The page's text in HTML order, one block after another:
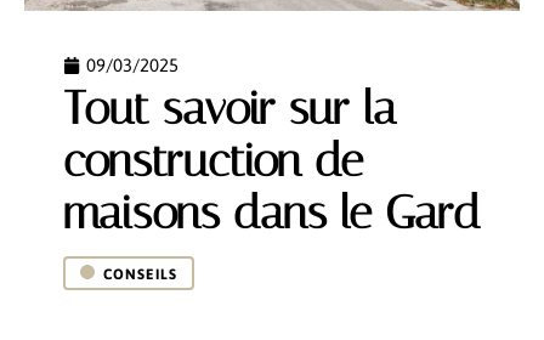
09/03/2025
Tout savoir sur la
construction de
maisons dans le Gard
CONSEILS